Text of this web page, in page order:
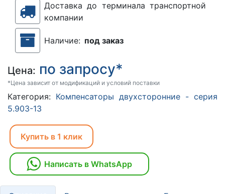
Доставка до терминала транспортной
компании
Наличие: под заказ
Цена: по запросу*
*Цена зависит от модификаций и условий поставки
Категория: Компенсаторы двухсторонние - серия
5.903-13
Купить в 1 клик
Написать в WhatsApp